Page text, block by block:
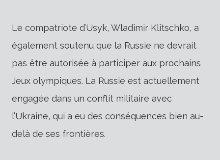
Le compatriote d’Usyk, Wladimir Klitschko, a
également soutenu que la Russie ne devrait
pas être autorisée à participer aux prochains
Jeux olympiques. La Russie est actuellement
engagée dans un conflit militaire avec
l’Ukraine, qui a eu des conséquences bien au-
delà de ses frontières.